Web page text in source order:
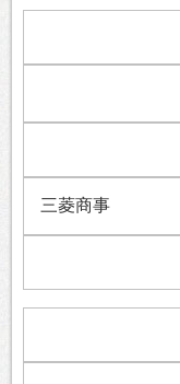
三菱商事